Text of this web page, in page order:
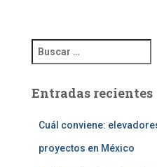
u
c
Entradas recientes
Cuál conviene:
proyectos en México